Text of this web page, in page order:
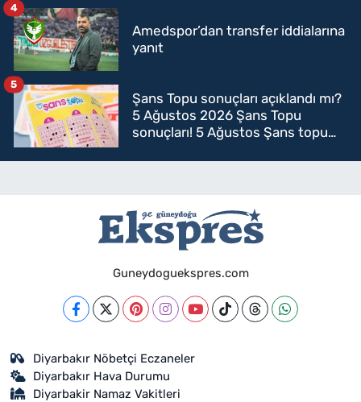
Amedspor’dan transfer iddialarına
yanıt
4
Şans Topu sonuçları açıklandı mı?
5 Ağustos 2026 Şans Topu
sonuçları! 5 Ağustos Şans topu
5
Guneydoguekspres.com
Diyarbakır Nöbetçi Eczaneler
Diyarbakır Hava Durumu
Diyarbakir Namaz Vakitleri